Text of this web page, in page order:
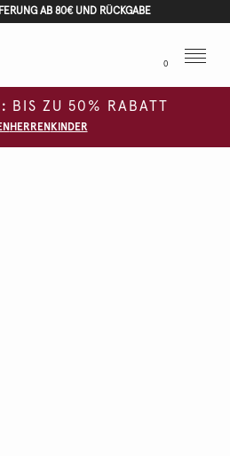
AB 80€ UND RÜCKGABE
0
Menu
BIS ZU 50% RABATT
HERREN KINDER